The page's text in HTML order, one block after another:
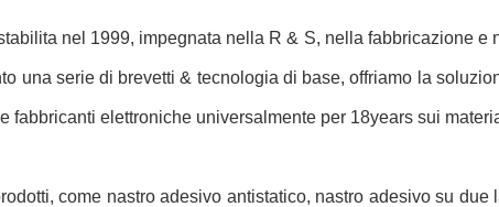
nel 1999, impegnata nella R & S, nella fabbricazione
una serie di brevetti & tecnologia di base, offriamo la
fabbricanti elettroniche universalmente per 18years sui
come nastro adesivo antistatico, nastro adesivo su